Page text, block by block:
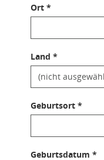
Ort *
Land *
Geburtsort *
Geburtsdatum *